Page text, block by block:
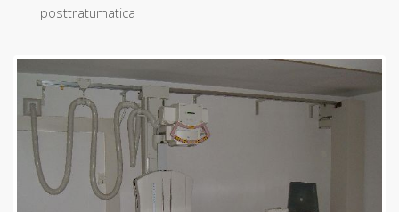
posttratumatica